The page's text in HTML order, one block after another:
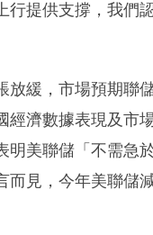
提供支撐，我們
緩，市場預期聯
濟數據表現及市
美聯儲「不需急
見，今年美聯儲